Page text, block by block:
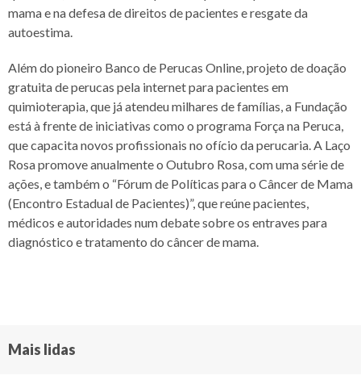
mama e na defesa de direitos de pacientes e resgate da
autoestima.
Além do pioneiro Banco de Perucas Online, projeto de doação
gratuita de perucas pela internet para pacientes em
quimioterapia, que já atendeu milhares de famílias, a Fundação
está à frente de iniciativas como o programa Força na Peruca,
que capacita novos profissionais no ofício da perucaria. A Laço
Rosa promove anualmente o Outubro Rosa, com uma série de
ações, e também o “Fórum de Políticas para o Câncer de Mama
(Encontro Estadual de Pacientes)”, que reúne pacientes,
médicos e autoridades num debate sobre os entraves para
diagnóstico e tratamento do câncer de mama.
Mais lidas